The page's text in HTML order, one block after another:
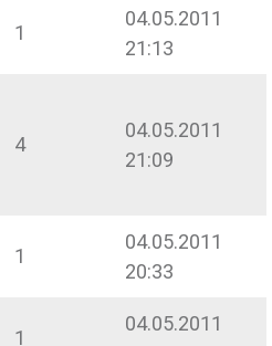
1
04.05.2011
21:13
4
04.05.2011
21:09
1
04.05.2011
20:33
1
04.05.2011